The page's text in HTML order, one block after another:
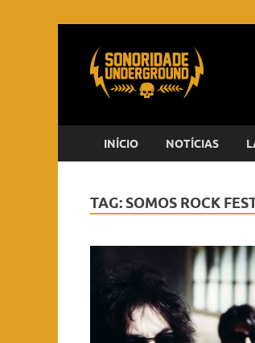
INÍCIO NOTÍCIAS
TAG: SOMOS ROCK